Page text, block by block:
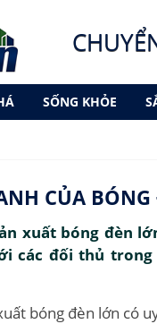
SỐNG KHỎE
CỦA
xuất bóng đèn
các đối thủ
bóng đèn lớn có